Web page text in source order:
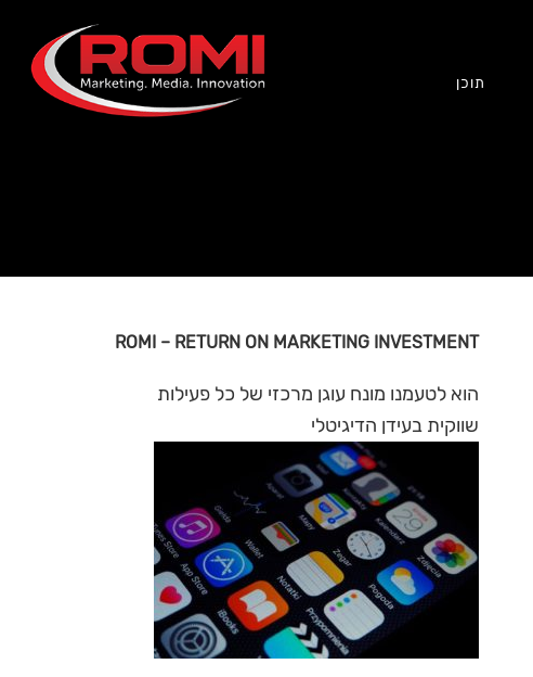
תוכן
ROMI – RETURN ON MARKETING INVESTMENT
הוא לטעמנו מונח עוגן מרכזי של כל פעילות
שווקית בעידן הדיגיטלי